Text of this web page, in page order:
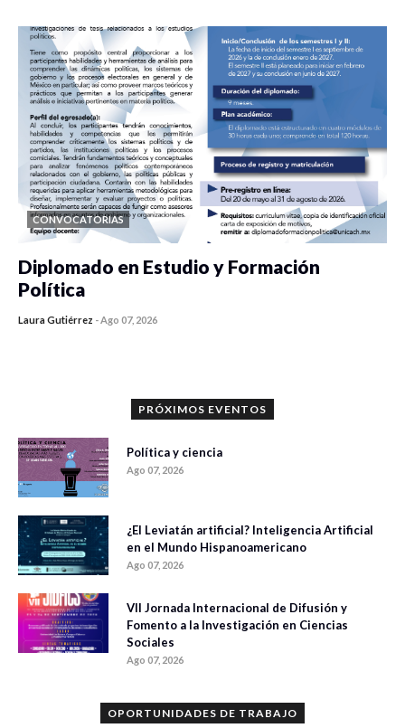
CONVOCATORIAS
Diplomado en Estudio y Formación
Política
Laura Gutiérrez -Ago 07, 2026
PRÓXIMOS EVENTOS
Política y ciencia
Ago 07, 2026
¿El Leviatán artificial? Inteligencia Artificial
en el Mundo Hispanoamericano
Ago 07, 2026
VII Jornada Internacional de Difusión y
Fomento a la Investigación en Ciencias
Sociales
Ago 07, 2026
OPORTUNIDADES DE TRABAJO